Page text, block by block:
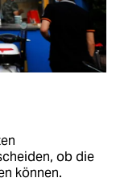
ob die
können.